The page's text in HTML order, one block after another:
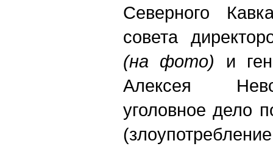
Северного
совета
(на фото) и
Алексея
уголовное дело